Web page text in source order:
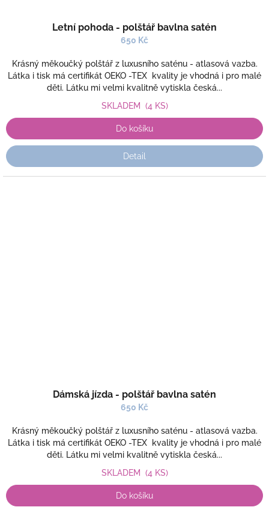
Letní pohoda - polštář bavlna satén
650 Kč
Krásný měkoučký polštář z luxusního saténu - atlasová vazba.
Látka i tisk má certifikát OEKO -TEX kvality je vhodná i pro malé
děti. Látku mi velmi kvalitně vytiskla česká...
SKLADEM (4 KS)
Do košíku
Detail
Dámská jízda - polštář bavlna satén
650 Kč
Krásný měkoučký polštář z luxusního saténu - atlasová vazba.
Látka i tisk má certifikát OEKO -TEX kvality je vhodná i pro malé
děti. Látku mi velmi kvalitně vytiskla česká...
SKLADEM (4 KS)
Do košíku